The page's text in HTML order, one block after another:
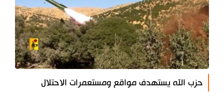
حزب الله يستهدف مواقع ومستعمرات الاحتلال